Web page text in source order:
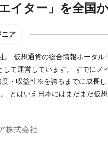
イター」を全国
ニア
。 仮想通貨の総合情報ポータ
して運営しています。 すでに
度・収益性※を誇るまでに成長
とはいえ日本にはまだまだ仮
株式会社